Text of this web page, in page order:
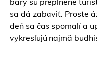
sa dá zabaviť. Proste
deň sa čas spomalí a
vykresľujú najmä